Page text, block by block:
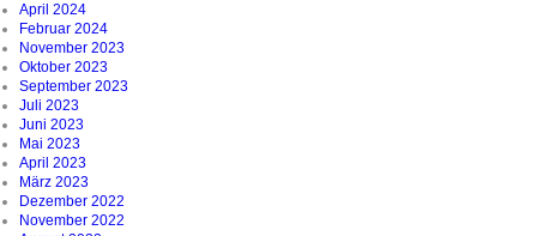
April 2024
Februar 2024
November 2023
Oktober 2023
September 2023
Juli 2023
Juni 2023
Mai 2023
April 2023
März 2023
Dezember 2022
November 2022